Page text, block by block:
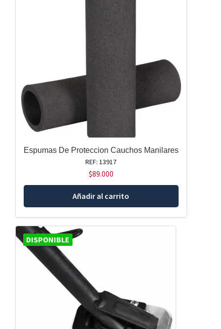
Espumas De Proteccion Cauchos Manilares
REF: 13917
$89.000
Añadir al carrito
DISPONIBLE